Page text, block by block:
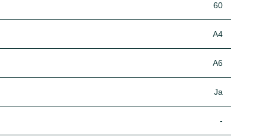
60
A4
A6
Ja
-